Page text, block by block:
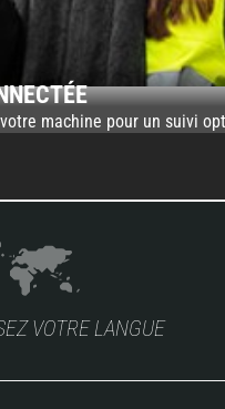
machine pour un suivi
VOTRE LANGUE